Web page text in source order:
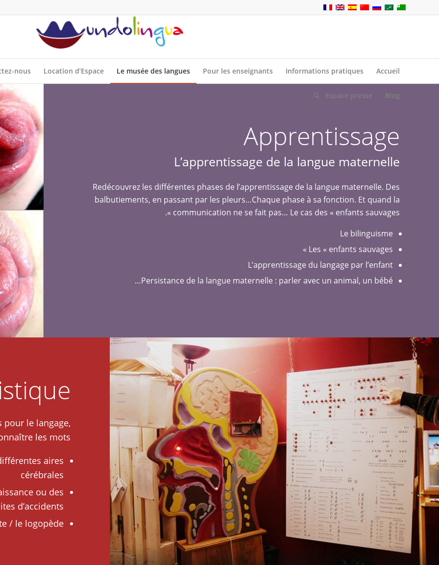
Accueil
Informations pratiques
Pour les enseignants
Le musée des langues
Location d’Espace
nous
Blog
Espace presse
Apprentissage
L’apprentissage de la langue maternelle
Redécouvrez les différentes phases de l’apprentissage de la langue maternelle. Des
balbutiements, en passant par les pleurs…Chaque phase à sa fonction. Et quand la
communication ne se fait pas… Le cas des « enfants sauvages ».
Le bilinguisme
Les « enfants sauvages »
L’apprentissage du langage par l’enfant
Persistance de la langue maternelle : parler avec un animal, un bébé…
pour le langage,
les mots ?
aires
cérébrales
ou des
d’accidents
/ le logopède